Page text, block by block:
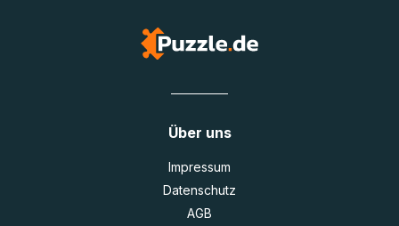
Über uns
Impressum
Datenschutz
AGB